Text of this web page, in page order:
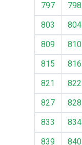
797
798
803
804
809
810
815
816
821
822
827
828
833
834
839
840